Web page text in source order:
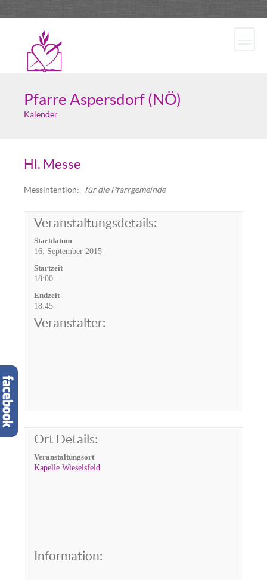
Pfarre Aspersdorf (NÖ)
Kalender
Hl. Messe
Messintention: für die Pfarrgemeinde
Veranstaltungsdetails:
Startdatum
16. September 2015
Startzeit
18:00
Endzeit
18:45
Veranstalter:
Ort Details:
Veranstaltungsort
Kapelle Wieselsfeld
Information: